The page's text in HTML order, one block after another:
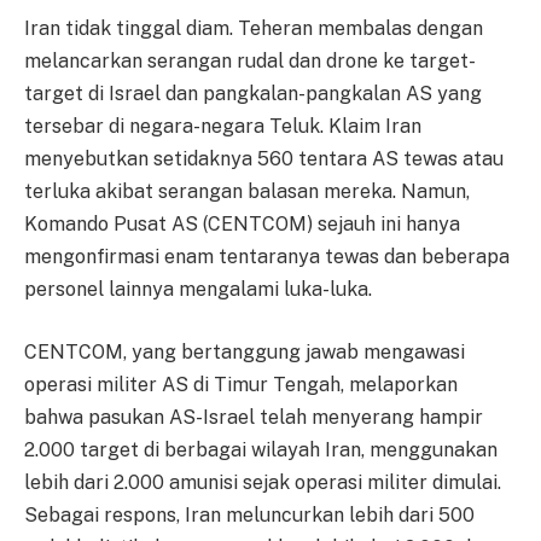
Iran tidak tinggal diam. Teheran membalas dengan
melancarkan serangan rudal dan drone ke target-
target di Israel dan pangkalan-pangkalan AS yang
tersebar di negara-negara Teluk. Klaim Iran
menyebutkan setidaknya 560 tentara AS tewas atau
terluka akibat serangan balasan mereka. Namun,
Komando Pusat AS (CENTCOM) sejauh ini hanya
mengonfirmasi enam tentaranya tewas dan beberapa
personel lainnya mengalami luka-luka.
CENTCOM, yang bertanggung jawab mengawasi
operasi militer AS di Timur Tengah, melaporkan
bahwa pasukan AS-Israel telah menyerang hampir
2.000 target di berbagai wilayah Iran, menggunakan
lebih dari 2.000 amunisi sejak operasi militer dimulai.
Sebagai respons, Iran meluncurkan lebih dari 500